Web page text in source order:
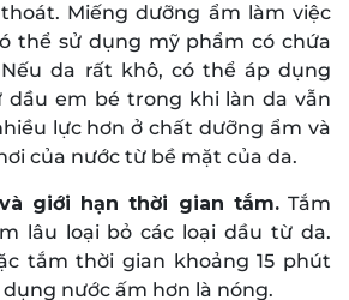
Miếng dưỡng ẩm làm việc
thể sử dụng mỹ phẩm có chứa
da rất khô, có thể áp dụng
dầu em bé trong khi làn da vẫn
lực hơn ở chất dưỡng ẩm và
của nước từ bề mặt của da.
giới hạn thời gian tắm.Tắm
lâu loại bỏ các loại dầu từ da.
tắm thời gian khoảng 15 phút
dụng nước ấm hơn là nóng.